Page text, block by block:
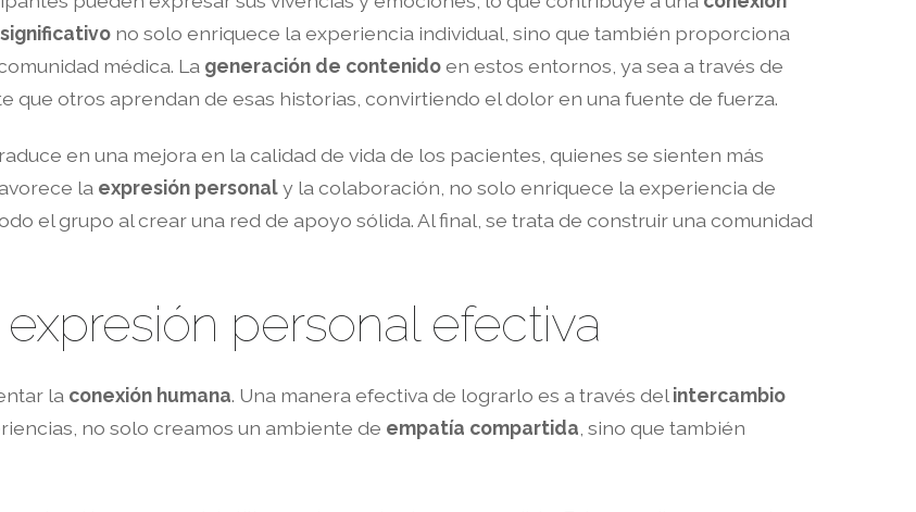
no solo enriquece la experiencia individual, sino que también proporciona
médica. La generación de contenidoen estos entornos, ya sea a través de
que otros aprendan de esas historias, convirtiendo el dolor en una fuente de fuerza.
en una mejora en la calidad de vida de los pacientes, quienes se sienten más
la expresión personaly la colaboración, no solo enriquece la experiencia de
el grupo al crear una red de apoyo sólida. Al final, se trata de construir una comunidad
personal efectiva
la conexión humana. Una manera efectiva de lograrlo es a través delintercambio
no solo creamos un ambiente de empatía compartida, sino que también